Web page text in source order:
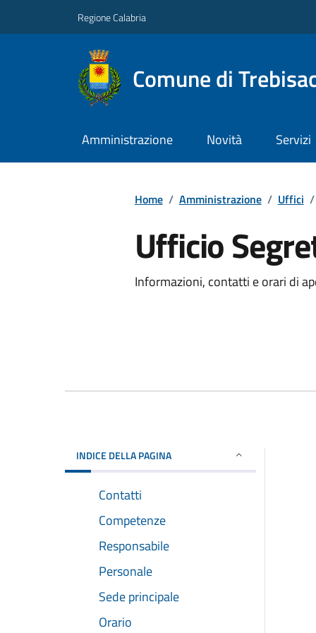
Regione Calabria
Comune di
Amministrazione Novità Servizi
Home / Amministrazione / Uffici /
Ufficio
Informazioni, contatti e orari di
INDICE DELLA PAGINA
Contatti
Competenze
Responsabile
Personale
Sede principale
Orario